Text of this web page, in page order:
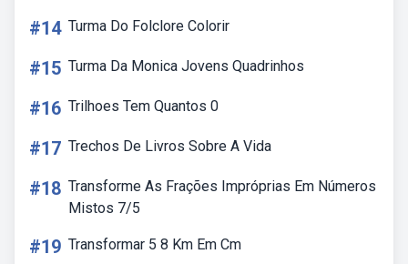
#14 Turma Do Folclore Colorir
#15 Turma Da Monica Jovens Quadrinhos
#16 Trilhoes Tem Quantos 0
#17 Trechos De Livros Sobre A Vida
#18 Transforme As Frações Impróprias Em Números
Mistos 7/5
#19 Transformar 5 8 Km Em Cm